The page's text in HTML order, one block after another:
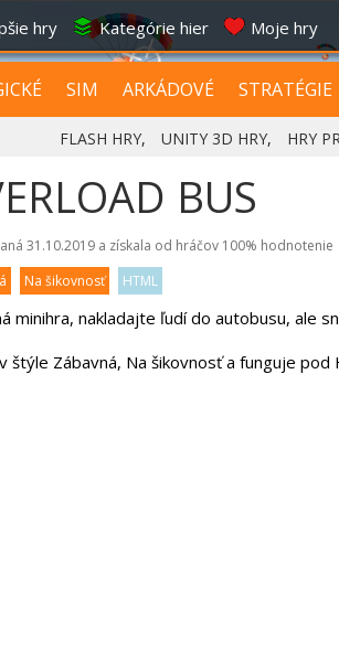
hry Kategórie hier Moje hry
SIM ARKÁDOVÉ STRATÉGIE
FLASH HRY, UNITY 3D HRY, HRY
BUS
31.10.2019 a získala od hráčov 100% hodnotenie
Na šikovnosť HTML
minihra, nakladajte ľudí do autobusu, ale
štýle Zábavná, Na šikovnosť a funguje pod